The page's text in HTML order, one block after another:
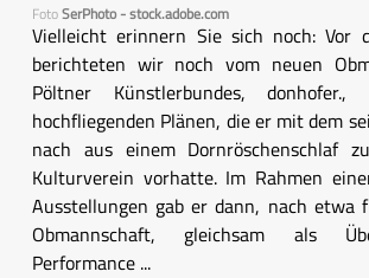
FotoSerPhoto - stock.adobe.com
Vielleicht erinnern Sie sich noch: Vor
berichteten wir noch vom neuen
Pöltner Künstlerbundes,
hochfliegenden Plänen, die er mit dem
nach aus einem Dornröschenschlaf
Kulturverein vorhatte. Im Rahmen
Ausstellungen gab er dann, nach etwa
Obmannschaft, gleichsam als
Performance ...